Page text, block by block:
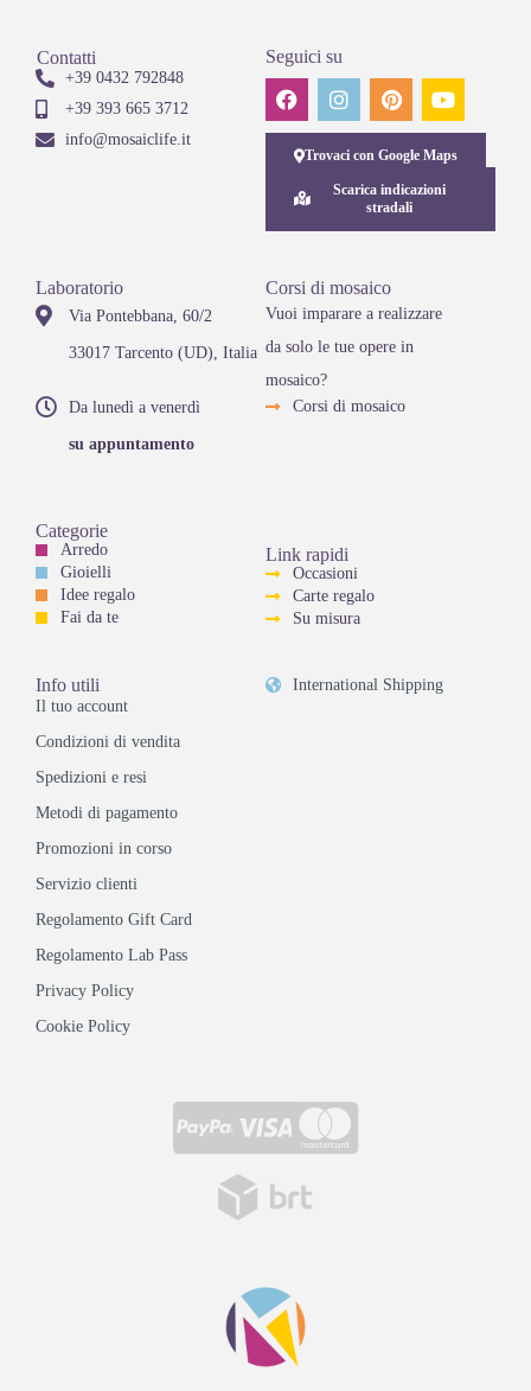
Contatti
+39 0432 792848
+39 393 665 3712
info@mosaiclife.it
Seguici su
Trovaci con Google Maps
Scarica indicazioni
stradali
Laboratorio
Via Pontebbana, 60/2
33017 Tarcento (UD), Italia
Da lunedì a venerdì
su appuntamento
Corsi di mosaico
Vuoi imparare a realizzare
da solo le tue opere in
mosaico?
Corsi di mosaico
Categorie
Arredo
Gioielli
Idee regalo
Fai da te
Link rapidi
Occasioni
Carte regalo
Su misura
Info utili
Il tuo account
Condizioni di vendita
Spedizioni e resi
Metodi di pagamento
Promozioni in corso
Servizio clienti
Regolamento Gift Card
Regolamento Lab Pass
Privacy Policy
Cookie Policy
International Shipping